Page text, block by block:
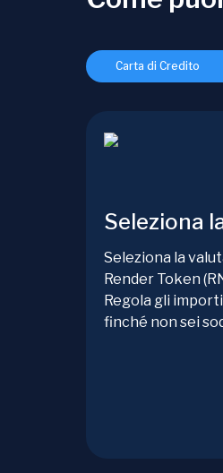
Carta di Credito
Seleziona
Seleziona la
Render Token
Regola gli
finché non sei